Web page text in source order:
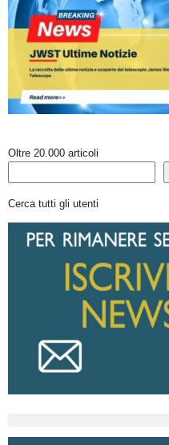
Oltre 20.000 articoli
Cerca tutti gli utenti